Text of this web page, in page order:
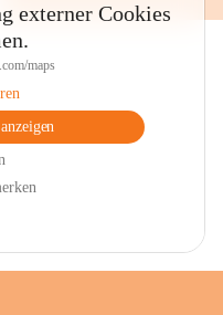
externer Cookies
maps